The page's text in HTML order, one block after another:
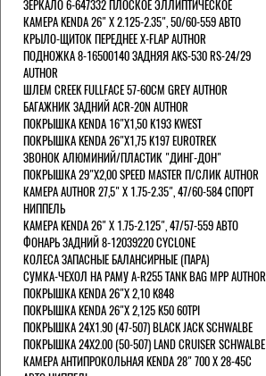
ЗЕРКАЛО 6-647332 ПЛОСКОЕ ЭЛЛИПТИЧЕСКОЕ
КАМЕРА KENDA 26" Х 2.125-2.35", 50/60-559 АВТО
КРЫЛО-ЩИТОК ПЕРЕДНЕЕ X-FLAP AUTHOR
ПОДНОЖКА 8-16500140 ЗАДНЯЯ AKS-530 RS-24/29
AUTHOR
ШЛЕМ CREEK FULLFACE 57-60СМ GREY AUTHOR
БАГАЖНИК ЗАДНИЙ ACR-20N AUTHOR
ПОКРЫШКА KENDA 16"Х1,50 K193 KWEST
ПОКРЫШКА KENDA 26"Х1,75 K197 EUROTREK
ЗВОНОК АЛЮМИНИЙ/ПЛАСТИК "ДИНГ-ДОН"
ПОКРЫШКА 29"Х2,00 SPEED MASTER П/СЛИК AUTHOR
КАМЕРА AUTHOR 27,5" Х 1.75-2.35", 47/60-584 СПОРТ
НИППЕЛЬ
КАМЕРА KENDA 26" Х 1.75-2.125", 47/57-559 АВТО
ФОНАРЬ ЗАДНИЙ 8-12039220 CYCLONE
КОЛЕСА ЗАПАСНЫЕ БАЛАНСИРНЫЕ (ПАРА)
CУМКА-ЧЕХОЛ НА РАМУ A-R255 TANK BAG MPP AUTHOR
ПОКРЫШКА KENDA 26"Х 2,10 K848
ПОКРЫШКА KENDA 26"Х 2,125 K50 60TPI
ПОКРЫШКА 24X1.90 (47-507) BLACK JACK SCHWALBE
ПОКРЫШКА 24X2.00 (50-507) LAND CRUISER SCHWALBE
КАМЕРА АНТИПРОКОЛЬНАЯ KENDA 28" 700 Х 28-45C